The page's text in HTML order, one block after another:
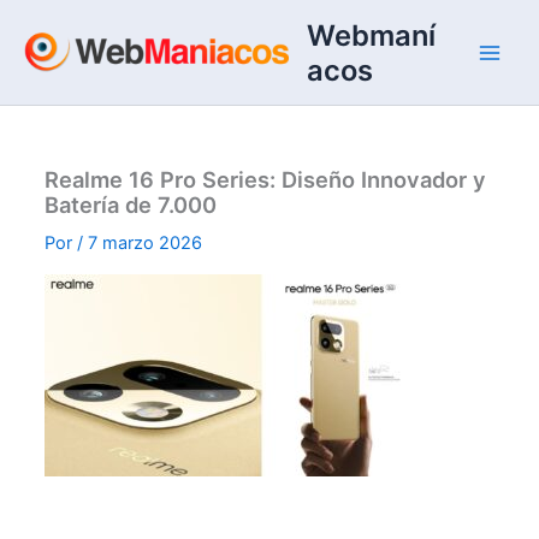
contenido
Webmaní
acos
Realme 16 Pro Series: Diseño Innovador y
Batería de 7.000
Por/7 marzo 2026